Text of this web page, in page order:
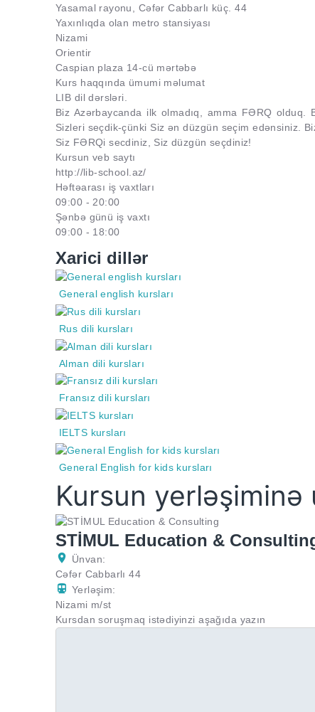
Yasamal rayonu, Cəfər Cabbarlı küç. 44
Yaxınlıqda olan metro stansiyası
Nizami
Orientir
Caspian plaza 14-cü mərtəbə
Kurs haqqında ümumi məlumat
LIB dil dərsləri.
Biz Azərbaycanda ilk olmadıq, amma FƏRQ
Sizleri seçdik-çünki Siz ən düzgün seçim edənsiniz.
Siz FƏRQi secdiniz, Siz düzgün seçdiniz!
Kursun veb saytı
http://lib-school.az/
Həftəarası iş vaxtları
09:00 - 20:00
Şənbə günü iş vaxtı
09:00 - 18:00
Xarici dillər
General english kursları
Rus dili kursları
Alman dili kursları
Fransız dili kursları
IELTS kursları
General English for kids kursları
Kursun
STİMUL Education &
Ünvan:
Cəfər Cabbarlı 44
Yerləşim:
Nizami m/st
Kursdan soruşmaq istədiyinzi aşağıda yazın